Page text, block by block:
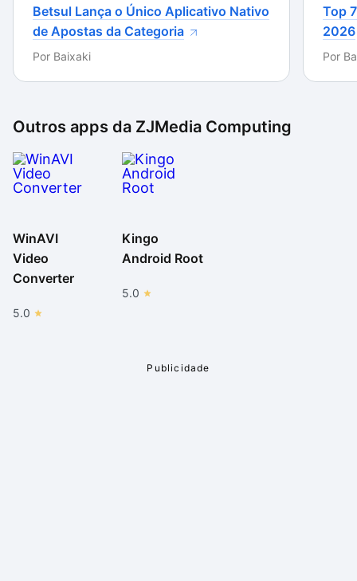
não leva muito tempo. Ainda assim, isso vai depender
do tamanho do vídeo a ser convertido. Em linhas
gerais, pode-se dizer que o WinAVI
iPod/PSP/3GP/MP4 Converter seria muito melhor se
Betsul Lança o Único Aplicativo Nativo
de Apostas da Categoria
Por Baixaki
Top
2026
Por
Outros apps da ZJMedia Computing
WinAVI
Video
Converter
5.0
Kingo
Android Root
5.0